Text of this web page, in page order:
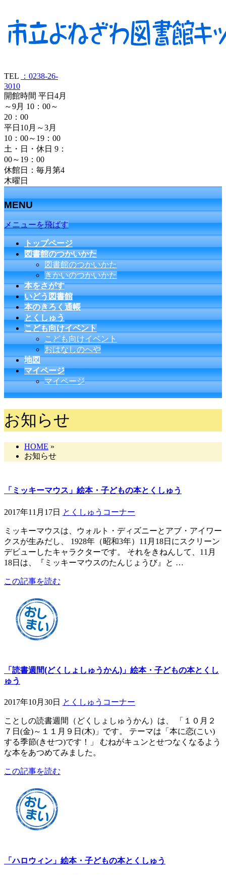
TEL
：0238-26-
3010
開館時間 平日4月
～9月 10：00～
20：00
平日10月～3月
10：00～19：00
土・日・休日 9：
00～19：00
休館日：毎月第4
木曜日
MENU
メニューを飛ばす
トップページ
図書館のつかいかた
図書館のつかいかた
きかいのつかいかた
本をさがす
いどう図書館
本のきろく通帳
とくしゅう
こども向けイベント
こども向けイベント
おはなしのへや
地図
マイページ
マイページ
お知らせ
HOME »
お知らせ
「ミッキーマウス」絵本・子どもの本とくしゅう
2017年11月17日 とくしゅうコーナー
ミッキーマウスは、ウォルト・ディズニーとアブ・アイワー
クスが生みだし、 1928年（昭和3年）11月18日にスクリーン
デビューしたキャラクターです。 それをきねんして、11月
18日は、『ミッキーマウスのたんじょうび』と …
この記事を読む
「読書週間(どくしょしゅうかん)」絵本・子どもの本とくし
ゅう
2017年10月30日 とくしゅうコーナー
ことしの読書週間（どくしょしゅうかん）は、 「１０月２
７日(金)～１１月９日(木)」です。 テーマは「本に恋(こい)
する季節(きせつ)です！」 むねがキュンとせつなくなるよう
な本をあつめてみました。
この記事を読む
「ハロウィン」絵本・子どもの本とくしゅう